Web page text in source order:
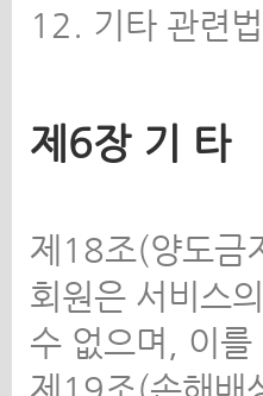
12. 기타 관련
제6장 기 타
제18조(양도금
회원은 서비스
수 없으며, 이